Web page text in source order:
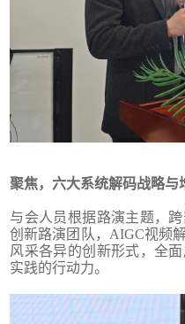
聚焦，六大系统解码战略与
与会人员根据路演主题，
创新路演团队，AIGC视频
风采各异的创新形式，全
实践的行动力。